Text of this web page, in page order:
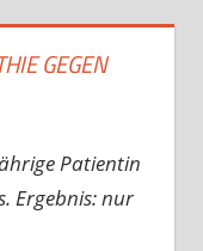
GEGEN
Patientin
Ergebnis: nur